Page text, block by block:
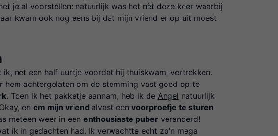
je al voorstellen: natuurlijk was het nèt deze keer waarbij
kwam ook nog eens bij dat mijn vriend er op uit moest
ik, net een half uurtje voordat hij thuiskwam, vertrekken.
hem achtergelaten om de stemming vast goed op te
. Toen ik het pakketje aannam, heb ik de Angel natuurlijk
en om mijn vriend alvast een voorproefje te sturen
meteen weer in een enthousiaste puber veranderd!
ik in gedachten had. Ik verwachtte echt zo’n mega